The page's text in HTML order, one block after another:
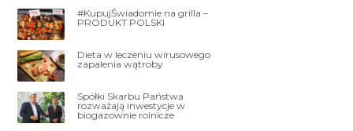
#KupujŚwiadomie na grilla –
PRODUKT POLSKI
Dieta w leczeniu wirusowego
zapalenia wątroby
Spółki Skarbu Państwa
rozważają inwestycje w
biogazownie rolnicze